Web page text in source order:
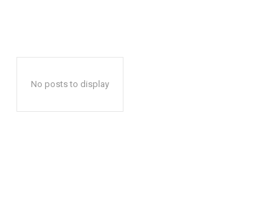
No posts to display